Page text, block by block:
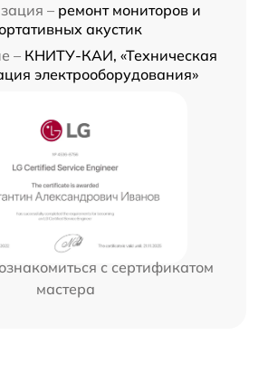
– ремонт мониторов и
акустик
– КНИТУ-КАИ, «Техническая
электрооборудования»
с сертификатом
мастера